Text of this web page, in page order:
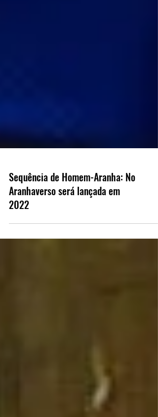
Sequência de Homem-Aranha: No
Aranhaverso será lançada em
2022